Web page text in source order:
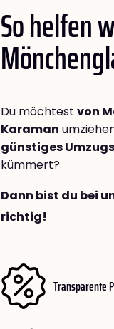
So helfen
Du möchtest von
Karaman
günstiges
kümmert?
Dann bist du bei
richtig!
Transparente